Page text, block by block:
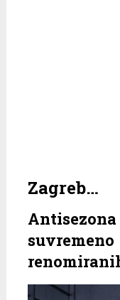
Zagreb…